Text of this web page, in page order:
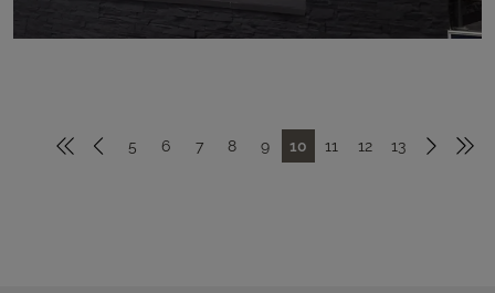
5 6 7 8 9 10 11 12 13